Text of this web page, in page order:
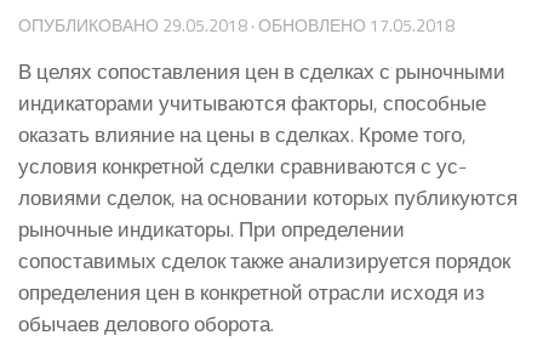
ОПУБЛИКОВАНО 29.05.2018· ОБНОВЛЕНО 17.05.2018
В целях сопоставления цен в сделках с рыноч­ными
индикаторами учитываются фак­торы, способные
оказать влияние на цены в сделках. Кроме того,
условия конкретной сделки сравниваются с ус­
ловиями сделок, на основании которых публикуются
рыночные индикаторы. При определении
сопоставимых сделок также анализируется порядок
определе­ния цен в конкретной отрасли исходя из
обычаев делового оборота.